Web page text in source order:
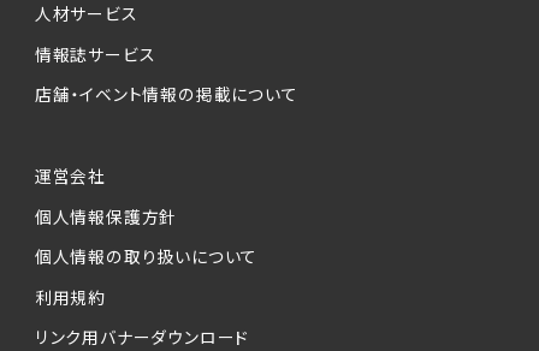
人材サービス
情報誌サービス
店舗・イベント情報の掲載について
運営会社
個人情報保護方針
個人情報の取り扱いについて
利用規約
リンク用バナーダウンロード